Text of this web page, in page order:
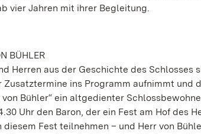
vier Jahren mit ihrer Begleitung.
BÜHLER
Herren aus der Geschichte des Schlosses
ins Programm aufnimmt und
Bühler“ ein altgedienter
Uhr den Baron, der ein Fest am Hof des
Fest teilnehmen – und Herr von